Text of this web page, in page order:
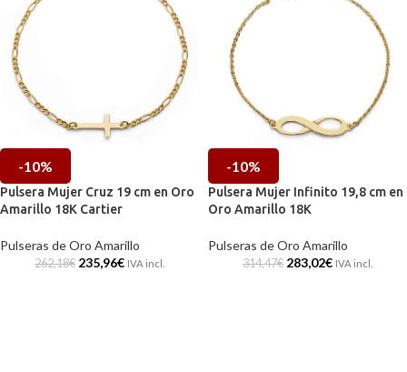
-10%
Pulsera Mujer Cruz 19 cm en Oro
Amarillo 18K Cartier
Pulseras de Oro Amarillo
262,18€ 235,96€ IVA incl.
-10%
Pulsera Mujer Infinito 19,8 cm en
Oro Amarillo 18K
Pulseras de Oro Amarillo
314,47€ 283,02€ IVA incl.